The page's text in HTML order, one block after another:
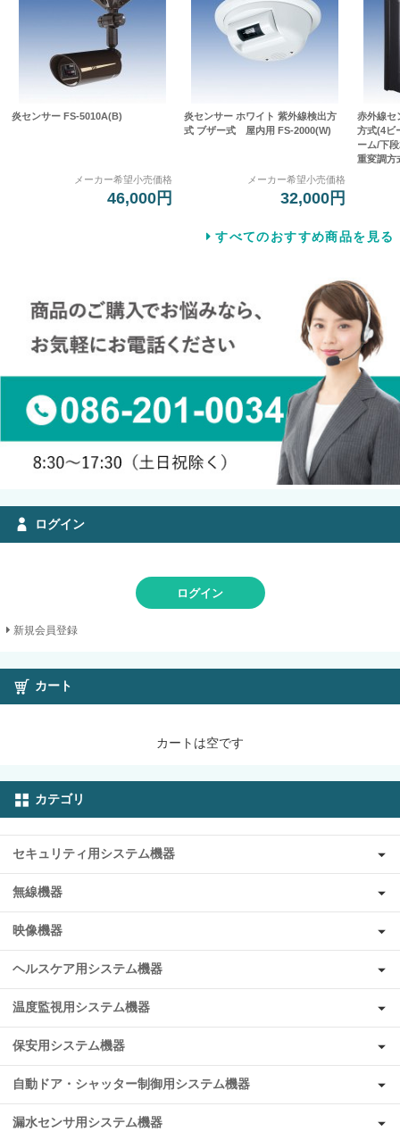
炎センサー FS-5010A(B)
メーカー希望小売価格
46,000円
炎センサー ホワイト 紫外線検出方
式 ブザー式 屋内用 FS-2000(W)
メーカー希望小売価格
32,000円
赤外線セ
方式(4ビ
ーム/下
重変調方
すべてのおすすめ商品を見る
ログイン
ログイン
新規会員登録
カート
カートは空です
カテゴリ
セキュリティ用システム機器
無線機器
映像機器
ヘルスケア用システム機器
温度監視用システム機器
保安用システム機器
自動ドア・シャッター制御用システム機器
漏水センサ用システム機器